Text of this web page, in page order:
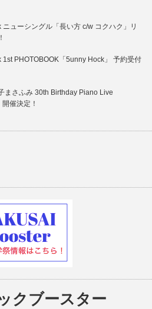
ニューシングル「長い方 c/w コクハク」リ
1st PHOTOBOOK「5unny Hock」 予約受付
まさふみ 30th Birthday Piano Live
開催決定！
クブースター